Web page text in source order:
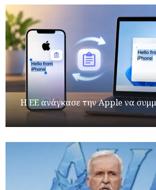
H ΕΕ ανάγκασε την Apple να